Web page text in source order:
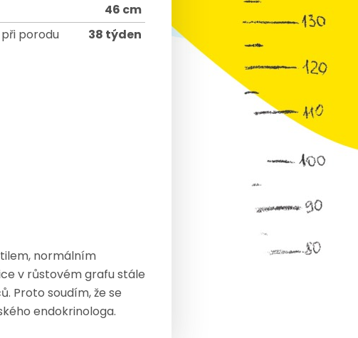
46 cm
porodu
38 týden
normálním
v růstovém grafu stále
Proto soudím, že se
endokrinologa.